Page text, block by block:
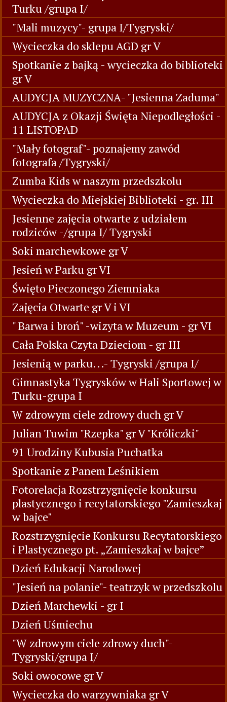
Turku /grupa I/
"Mali muzycy"- grupa I/Tygryski/
Wycieczka do sklepu AGD gr V
Spotkanie z bajką - wycieczka do biblioteki
gr V
AUDYCJA MUZYCZNA- "Jesienna Zaduma"
AUDYCJA z Okazji Święta Niepodległości -
11 LISTOPAD
"Mały fotograf"- poznajemy zawód
fotografa /Tygryski/
Zumba Kids w naszym przedszkolu
Wycieczka do Miejskiej Biblioteki - gr. III
Jesienne zajęcia otwarte z udziałem
rodziców -/grupa I/ Tygryski
Soki marchewkowe gr V
Jesień w Parku gr VI
Święto Pieczonego Ziemniaka
Zajęcia Otwarte gr V i VI
" Barwa i broń" -wizyta w Muzeum - gr VI
Cała Polska Czyta Dzieciom - gr III
Jesienią w parku...- Tygryski /grupa I/
Gimnastyka Tygrysków w Hali Sportowej w
Turku-grupa I
W zdrowym ciele zdrowy duch gr V
Julian Tuwim "Rzepka" gr V "Króliczki"
91 Urodziny Kubusia Puchatka
Spotkanie z Panem Leśnikiem
Fotorelacja Rozstrzygnięcie konkursu
plastycznego i recytatorskiego "Zamieszkaj
w bajce"
Rozstrzygnięcie Konkursu Recytatorskiego
i Plastycznego pt. „Zamieszkaj w bajce”
Dzień Edukacji Narodowej
"Jesień na polanie"- teatrzyk w przedszkolu
Dzień Marchewki - gr I
Dzień Uśmiechu
"W zdrowym ciele zdrowy duch"-
Tygryski/grupa I/
Soki owocowe gr V
Wycieczka do warzywniaka gr V